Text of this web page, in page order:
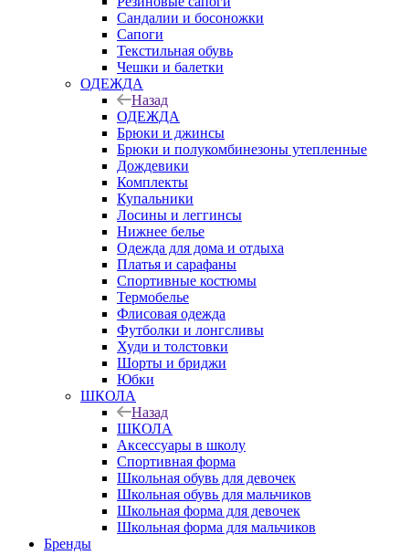
Сандалии и босоножки
Сапоги
Текстильная обувь
Чешки и балетки
ОДЕЖДА
Назад
ОДЕЖДА
Брюки и джинсы
Брюки и полукомбинезоны утепленные
Дождевики
Комплекты
Купальники
Лосины и леггинсы
Нижнее белье
Одежда для дома и отдыха
Платья и сарафаны
Спортивные костюмы
Термобелье
Флисовая одежда
Футболки и лонгсливы
Худи и толстовки
Шорты и бриджи
Юбки
ШКОЛА
Назад
ШКОЛА
Аксессуары в школу
Спортивная форма
Школьная обувь для девочек
Школьная обувь для мальчиков
Школьная форма для девочек
Школьная форма для мальчиков
Бренды